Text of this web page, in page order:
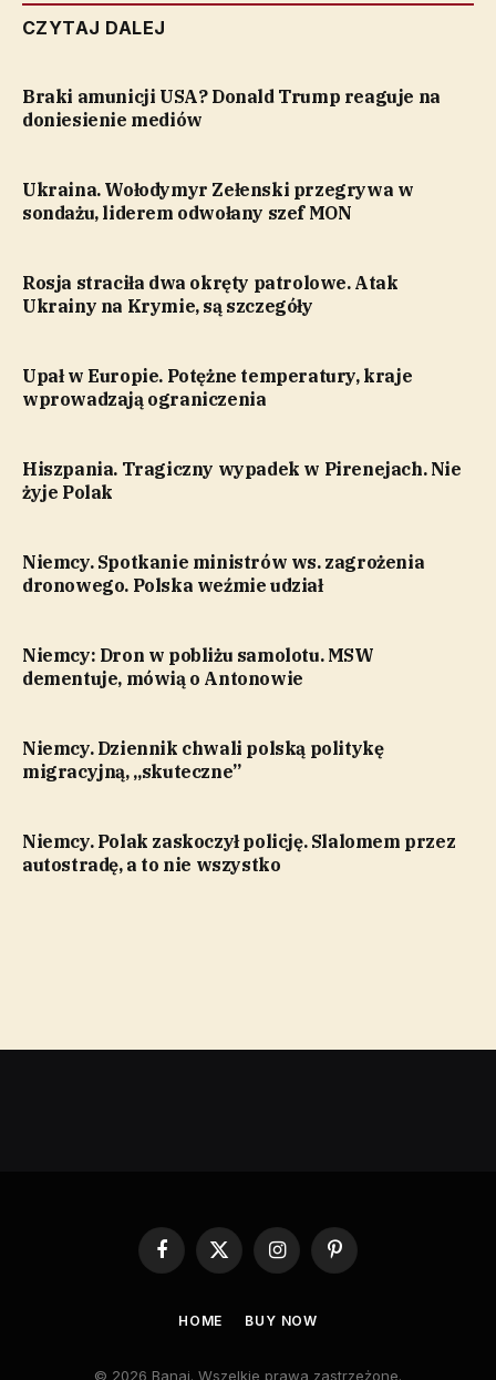
CZYTAJ DALEJ
Braki amunicji USA? Donald Trump reaguje na
doniesienie mediów
Ukraina. Wołodymyr Zełenski przegrywa w
sondażu, liderem odwołany szef MON
Rosja straciła dwa okręty patrolowe. Atak
Ukrainy na Krymie, są szczegóły
Upał w Europie. Potężne temperatury, kraje
wprowadzają ograniczenia
Hiszpania. Tragiczny wypadek w Pirenejach. Nie
żyje Polak
Niemcy. Spotkanie ministrów ws. zagrożenia
dronowego. Polska weźmie udział
Niemcy: Dron w pobliżu samolotu. MSW
dementuje, mówią o Antonowie
Niemcy. Dziennik chwali polską politykę
migracyjną, „skuteczne”
Niemcy. Polak zaskoczył policję. Slalomem przez
autostradę, a to nie wszystko
Facebook
X
(Twitter)
InstagramPinterest
HOME BUY NOW
© 2026 Banai. Wszelkie prawa zastrzeżone.